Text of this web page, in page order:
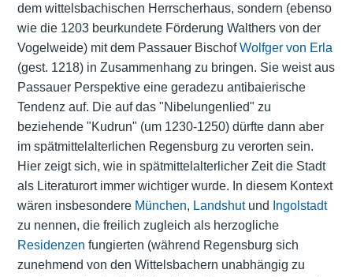
dem wittelsbachischen Herrscherhaus, sondern (ebenso
wie die 1203 beurkundete Förderung Walthers von der
Vogelweide) mit dem Passauer BischofWolfger von Erla
(gest. 1218) in Zusammenhang zu bringen. Sie weist aus
Passauer Perspektive eine geradezu antibaierische
Tendenz auf. Die auf das "Nibelungenlied" zu
beziehende "Kudrun" (um 1230-1250) dürfte dann aber
im spätmittelalterlichen Regensburg zu verorten sein.
Hier zeigt sich, wie in spätmittelalterlicher Zeit die Stadt
als Literaturort immer wichtiger wurde. In diesem Kontext
wären insbesondere München, Landshutund
Ingolstadt
zu nennen, die freilich zugleich als herzogliche
Residenzen fungierten (während Regensburg sich
zunehmend von den Wittelsbachern unabhängig zu